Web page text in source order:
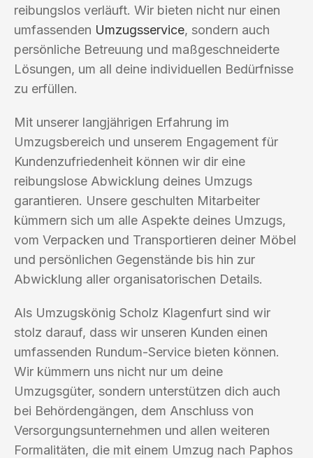
reibungslos verläuft. Wir bieten nicht nur einen
umfassenden Umzugsservice, sondern auch
persönliche Betreuung und maßgeschneiderte
Lösungen, um all deine individuellen Bedürfnisse
zu erfüllen.
Mit unserer langjährigen Erfahrung im
Umzugsbereich und unserem Engagement für
Kundenzufriedenheit können wir dir eine
reibungslose Abwicklung deines Umzugs
garantieren. Unsere geschulten Mitarbeiter
kümmern sich um alle Aspekte deines Umzugs,
vom Verpacken und Transportieren deiner Möbel
und persönlichen Gegenstände bis hin zur
Abwicklung aller organisatorischen Details.
Als Umzugskönig Scholz Klagenfurt sind wir
stolz darauf, dass wir unseren Kunden einen
umfassenden Rundum-Service bieten können.
Wir kümmern uns nicht nur um deine
Umzugsgüter, sondern unterstützen dich auch
bei Behördengängen, dem Anschluss von
Versorgungsunternehmen und allen weiteren
Formalitäten, die mit einem Umzug nach Paphos